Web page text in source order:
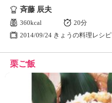
斉藤 辰夫
360kcal
20分
2014/09/24 きょうの料理レシピ
栗ご飯